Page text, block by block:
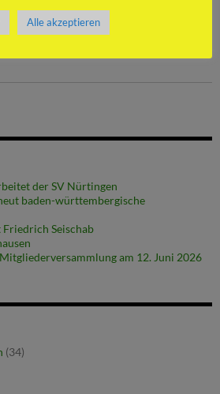
der SV Nürtingen
baden-württembergische
Seischab
am 12. Juni 2026
(34)
Alle akzeptieren